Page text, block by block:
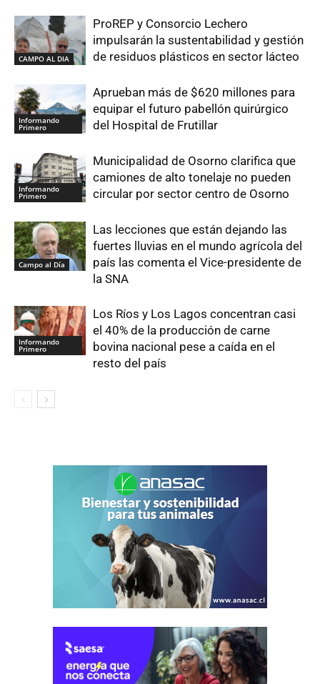
CAMPO AL DIA
ProREP y Consorcio Lechero
impulsarán la sustentabilidad y gestión
de residuos plásticos en sector lácteo
Informando
Primero
Aprueban más de $620 millones para
equipar el futuro pabellón quirúrgico
del Hospital de Frutillar
Informando
Primero
Municipalidad de Osorno clarifica que
camiones de alto tonelaje no pueden
circular por sector centro de Osorno
Campo al Día
Las lecciones que están dejando las
fuertes lluvias en el mundo agrícola del
país las comenta el Vice-presidente de
la SNA
Informando
Primero
Los Ríos y Los Lagos concentran casi
el 40% de la producción de carne
bovina nacional pese a caída en el
resto del país